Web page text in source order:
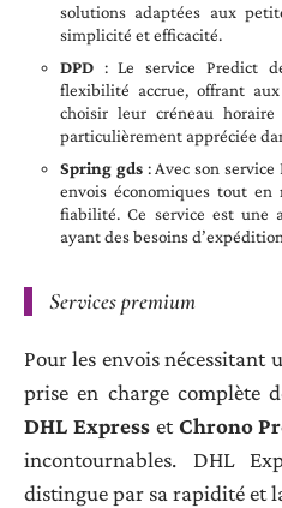
solutions adaptées aux
simplicité et efficacité.
DPD : Le service Predict
flexibilité accrue, offrant
choisir leur créneau
particulièrement appréciée
Spring gds: Avec son service
envois économiques tout
fiabilité. Ce service est une
ayant des besoins
Services premium
Pour les envois nécessitant
prise en charge complète
DHL ExpressetChrono
incontournables. DHL
distingue par sa rapidité et